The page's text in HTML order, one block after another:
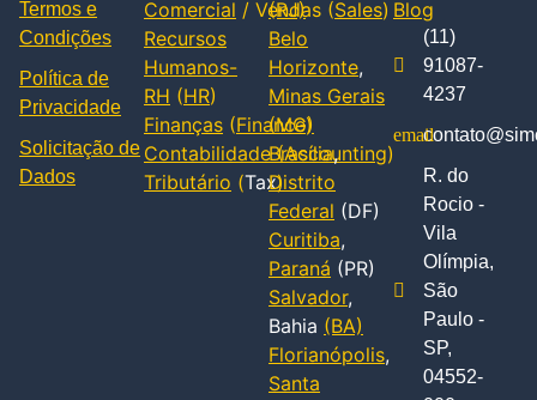
Termos e
Condições
Política de
Privacidade
Solicitação de
Dados
Comercial / Vendas (Sales)
Recursos
Humanos-
RH (HR)
Finanças (Finance)
Contabilidade(Accounting)
Tributário (Tax)
(RJ)
Belo
Horizonte,
Minas Gerais
(MG)
Brasília,
Distrito
Federal (DF)
Curitiba,
Paraná (PR)
Salvador,
Bahia (BA)
Florianópolis,
Santa
Blog
(11)
91087-
4237
R. do
Rocio -
Vila
Olímpia,
São
Paulo -
SP,
04552-